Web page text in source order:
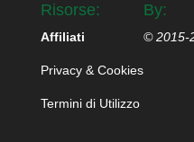
Risorse:
Affiliati
Privacy & Cookies
Termini di Utilizzo
By:
© 2015-